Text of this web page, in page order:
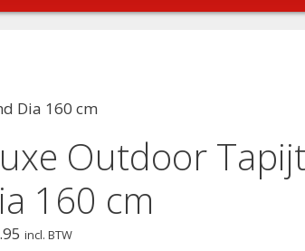
Dia 160 cm
Outdoor
160 cm
incl. BTW